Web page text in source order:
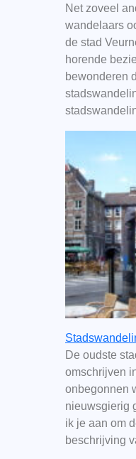
Net zoveel
wandelaars
de stad
horende
bewonderen
De oudste
omschrijven
onbegonnen
nieuwsgierig
ik je aan om
beschrijving